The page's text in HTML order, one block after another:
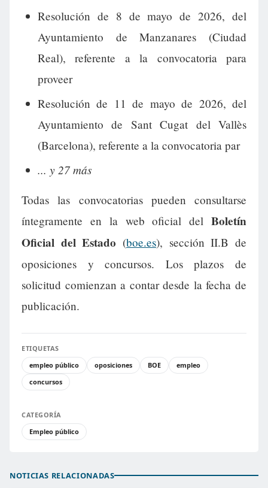
Resolución de 8 de mayo de 2026, del
Ayuntamiento de Manzanares (Ciudad
Real), referente a la convocatoria para
proveer
Resolución de 11 de mayo de 2026, del
Ayuntamiento de Sant Cugat del Vallès
(Barcelona), referente a la convocatoria par
... y 27 más
Todas las convocatorias pueden consultarse
íntegramente en la web oficial del Boletín
Oficial del Estado (boe.es), sección II.B de
oposiciones y concursos. Los plazos de
solicitud comienzan a contar desde la fecha de
publicación.
ETIQUETAS
empleo público
oposiciones BOE
empleo
concursos
CATEGORÍA
Empleo público
NOTICIAS RELACIONADAS